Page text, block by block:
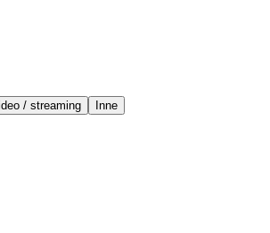
/ streaming
Inne